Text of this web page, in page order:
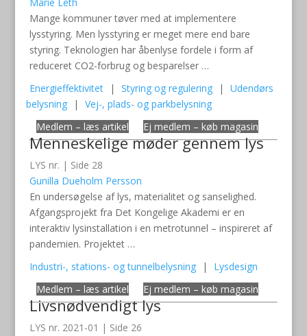
Mange kommuner tøver med at implementere
lysstyring. Men lysstyring er meget mere end bare
styring. Teknologien har åbenlyse fordele i form af
reduceret CO2-forbrug og besparelser …
Energieffektivitet
| Styring og regulering |
Udendørs
belysning
|
Vej-, plads- og parkbelysning
Medlem – læs artikel
Ej medlem – køb magasin
Menneskelige møder gennem lys
LYS nr. | Side 28
Gunilla Dueholm Persson
En undersøgelse af lys, materialitet og sanselighed.
Afgangsprojekt fra Det Kongelige Akademi er en
interaktiv lysinstallation i en metrotunnel – inspireret af
pandemien. Projektet …
Industri-, stations- og tunnelbelysning
|
Lysdesign
Medlem – læs artikel
Ej medlem – køb magasin
Livsnødvendigt lys
LYS nr. 2021-01 | Side 26